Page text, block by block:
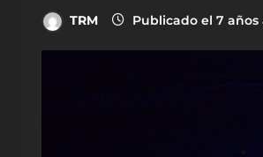
TRM Publicado el 7 años